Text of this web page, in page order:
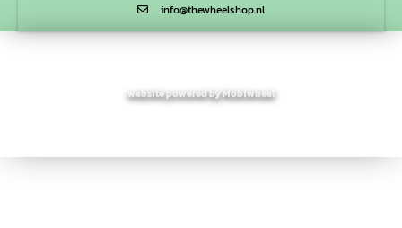
info@thewheelshop.nl
website powered by Mobiwheel